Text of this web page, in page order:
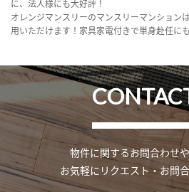
に、法人様にも大好評！
オレンジマンスリーのマンスリーマンション
用いただけます！家具家電付きで単身赴任にも
物件に関するお問合わせや
お気軽にリクエスト・お問